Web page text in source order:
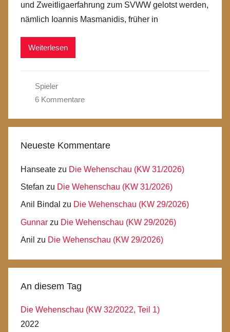
und Zweitligaerfahrung zum SVWW gelotst werden,
nämlich Ioannis Masmanidis, früher in
Weiterlesen
Spieler
6 Kommentare
Neueste Kommentare
Hanseate zu Die Wehenschau (KW 31/2026)
Stefan zu Die Wehenschau (KW 31/2026)
Anil Bindal zu Die Wehenschau (KW 29/2026)
Gunnar zu Die Wehenschau (KW 29/2026)
Anil zu Die Wehenschau (KW 29/2026)
An diesem Tag
Die Wehenschau (KW 32/2022, Teil 1)
2022